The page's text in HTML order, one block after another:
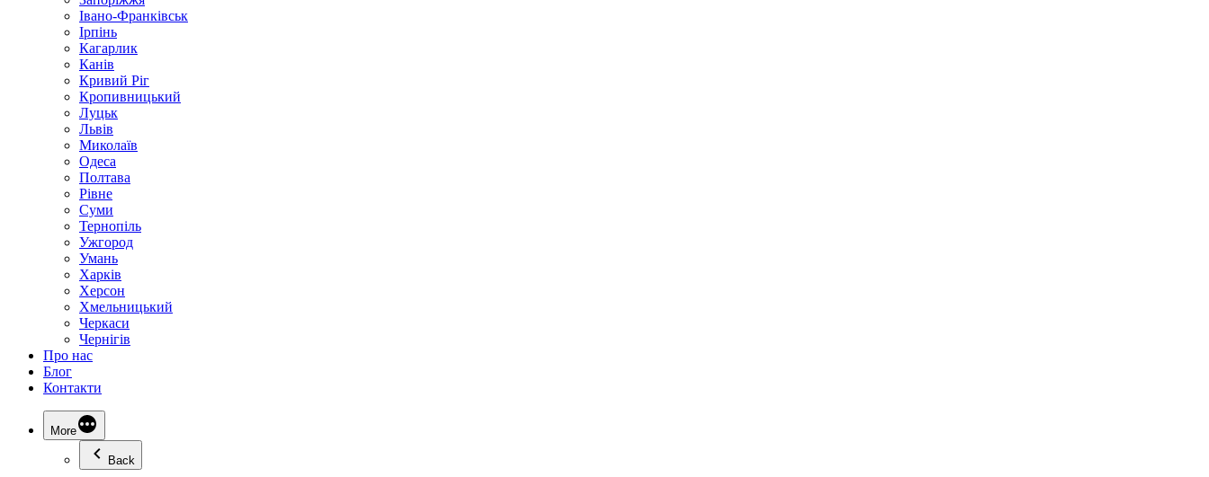
Івано-Франківськ
Ірпінь
Кагарлик
Канів
Кривий Ріг
Кропивницький
Луцьк
Львів
Миколаїв
Одеса
Полтава
Рівне
Суми
Тернопіль
Ужгород
Умань
Харків
Херсон
Хмельницький
Черкаси
Чернігів
Про нас
Блог
Контакти
More
Back